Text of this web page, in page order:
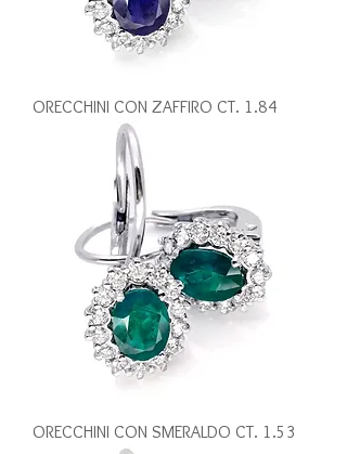
ORECCHINI CON ZAFFIRO CT. 1.84
ORECCHINI CON SMERALDO CT. 1.53